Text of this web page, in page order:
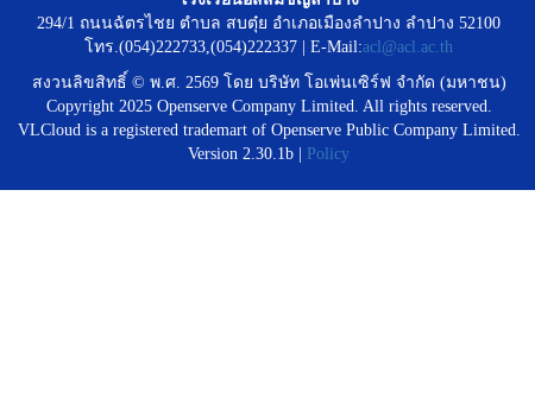
294/1 ถนนฉัตรไชย ตำบล สบตุ๋ย อำเภอเมืองลำปาง ลำปาง 52100
โทร.(054)222733,(054)222337 | E-Mail:acl@acl.ac.th
สงวนลิขสิทธิ์ © พ.ศ. 2569 โดย บริษัท โอเพ่นเซิร์ฟ จำกัด (มหาชน)
Copyright 2025 Openserve Company Limited. All rights reserved.
VLCloud is a registered trademart of Openserve Public Company Limited.
Version 2.30.1b |
Policy